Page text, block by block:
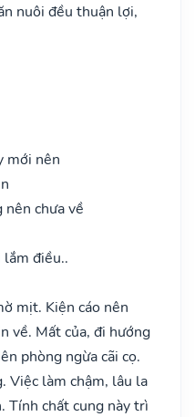
nuôi đều thuận lợi,
mới nên
chưa về
điều..
mịt. Kiện cáo nên
về. Mất của, đi hướng
phòng ngừa cãi cọ.
Việc làm chậm, lâu la
Tính chất cung này trì